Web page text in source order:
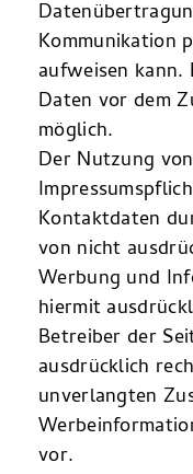
Kommunikation
aufweisen kann.
Daten vor dem
möglich.
Der Nutzung
Kontaktdaten
von nicht
Werbung und
hiermit
Betreiber der
ausdrücklich
unverlangten
vor.